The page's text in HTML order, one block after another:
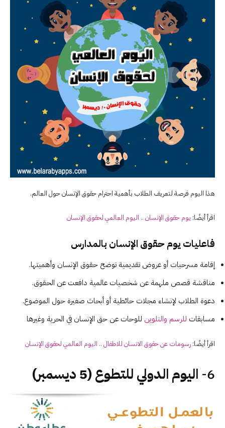
هذا اليوم فرصة لتعريف الطلاب بأهمية احترام حقوق الإنسان حول العالم.
اقرأ أيضًا: يوم حقوق الإنسان .. اليوم العالمي لحقوق الإنسان
فاعليات يوم حقوق الإنسان بالمدارس
إقامة مسرحيات أو عروض تقديمية توضح حقوق الإنسان وأهميتها.
مناقشة قصص ملهمة عن شخصيات عالمية دافعت عن الحقوق.
دعوة الطلاب لإنشاء مجلات حائطية أو أبحاث صغيرة حول الموضوع.
مسابقات للرسم والتلوين للوحات عن حق الإنسان في الحرية وغيرها
اقرأ أيضًا: رسومات عن حقوق الانسان للاطفال .. اليوم العالمي لحقوق الإنسان
6- اليوم الدولي للتطوع (5 ديسمبر)